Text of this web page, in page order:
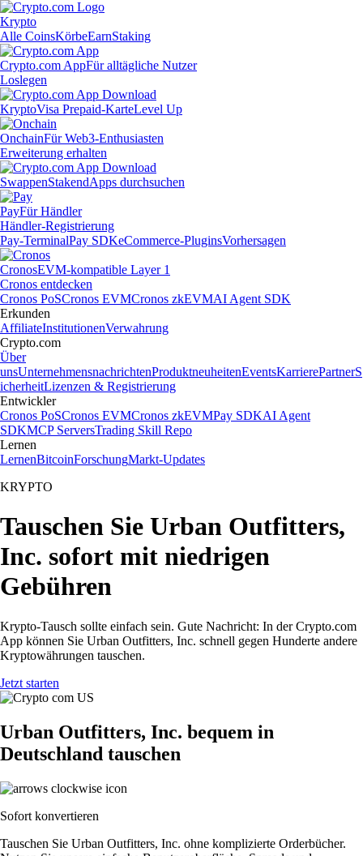
Krypto
Alle CoinsKörbeEarnStaking
Crypto.com AppFür alltägliche Nutzer
Loslegen
KryptoVisa Prepaid-KarteLevel Up
OnchainFür Web3-Enthusiasten
Erweiterung erhalten
SwappenStakendApps durchsuchen
PayFür Händler
Händler-Registrierung
Pay-TerminalPay SDKeCommerce-PluginsVorhersagen
CronosEVM-kompatible Layer 1
Cronos entdecken
Cronos PoSCronos EVMCronos zkEVMAI Agent SDK
Erkunden
AffiliateInstitutionenVerwahrung
Crypto.com
Über
unsUnternehmensnachrichtenProduktneuheitenEventsKarrierePartnerS
icherheitLizenzen & Registrierung
Entwickler
Cronos PoSCronos EVMCronos zkEVMPay SDKAI Agent
SDKMCP ServersTrading Skill Repo
Lernen
LernenBitcoinForschungMarkt-Updates
KRYPTO
Tauschen Sie Urban Outfitters,
Inc. sofort mit niedrigen
Gebühren
Krypto-Tausch sollte einfach sein. Gute Nachricht: In der Crypto.com
App können Sie Urban Outfitters, Inc. schnell gegen Hunderte andere
Kryptowährungen tauschen.
Jetzt starten
Urban Outfitters, Inc. bequem in
Deutschland tauschen
Sofort konvertieren
Tauschen Sie Urban Outfitters, Inc. ohne komplizierte Orderbücher.